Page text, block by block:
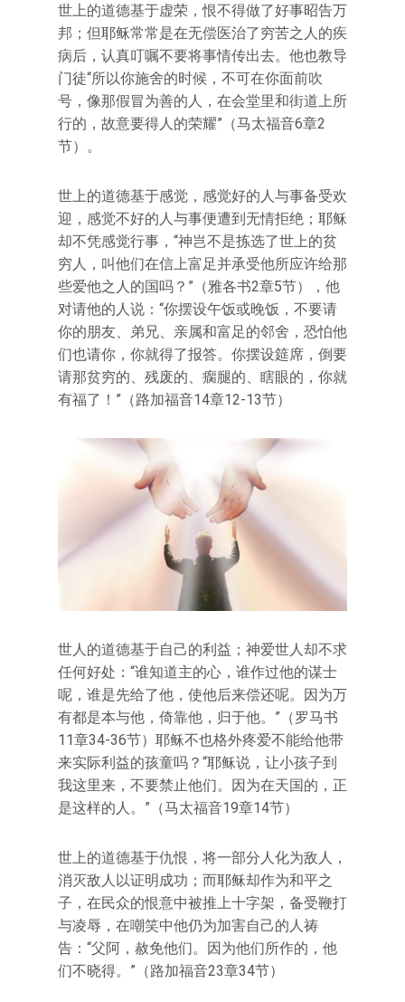
世上的道德基于虚荣，恨不得做了好事昭告万
邦；但耶稣常常是在无偿医治了穷苦之人的疾
病后，认真叮嘱不要将事情传出去。他也教导
门徒“所以你施舍的时候，不可在你面前吹
号，像那假冒为善的人，在会堂里和街道上所
行的，故意要得人的荣耀”（马太福音6章2
节）。
世上的道德基于感觉，感觉好的人与事备受欢
迎，感觉不好的人与事便遭到无情拒绝；耶稣
却不凭感觉行事，“神岂不是拣选了世上的贫
穷人，叫他们在信上富足并承受他所应许给那
些爱他之人的国吗？”（雅各书2章5节），他
对请他的人说：“你摆设午饭或晚饭，不要请
你的朋友、弟兄、亲属和富足的邻舍，恐怕他
们也请你，你就得了报答。你摆设筵席，倒要
请那贫穷的、残废的、瘸腿的、瞎眼的，你就
有福了！”（路加福音14章12-13节）
世人的道德基于自己的利益；神爱世人却不求
任何好处：“谁知道主的心，谁作过他的谋士
呢，谁是先给了他，使他后来偿还呢。因为万
有都是本与他，倚靠他，归于他。”（罗马书
11章34-36节）耶稣不也格外疼爱不能给他带
来实际利益的孩童吗？“耶稣说，让小孩子到
我这里来，不要禁止他们。因为在天国的，正
是这样的人。”（马太福音19章14节）
世上的道德基于仇恨，将一部分人化为敌人，
消灭敌人以证明成功；而耶稣却作为和平之
子，在民众的恨意中被推上十字架，备受鞭打
与凌辱，在嘲笑中他仍为加害自己的人祷
告：“父阿，赦免他们。因为他们所作的，他
们不晓得。”（路加福音23章34节）